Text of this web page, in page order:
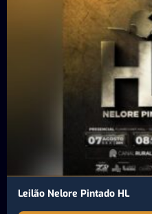
Leilão Nelore Pintado HL